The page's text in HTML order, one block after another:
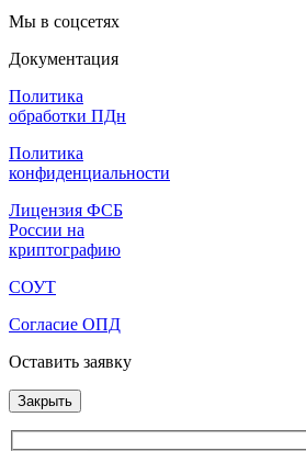
Мы в соцсетях
Документация
Политика
обработки ПДн
Политика
конфиденциальности
Лицензия ФСБ
России на
криптографию
СОУТ
Согласие ОПД
Оставить заявку
Закрыть